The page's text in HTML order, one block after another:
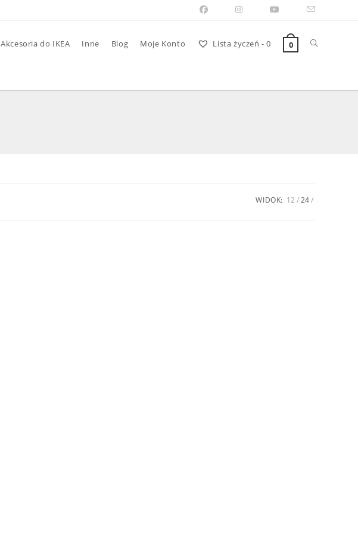
Akcesoria do IKEA Inne Blog Moje Konto Lista życzeń - 0 0 Toggle
website
WIDOK: 12 24